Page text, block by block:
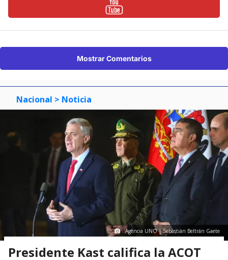
Mostrar Comentarios
Nacional > Noticia
Agencia UNO | Sebastián Beltrán Gaete
Presidente Kast califica la ACOT